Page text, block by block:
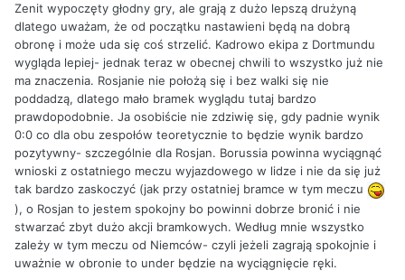
Zenit wypoczęty głodny gry, ale grają z dużo lepszą drużyną
dlatego uważam, że od początku nastawieni będą na dobrą
obronę i może uda się coś strzelić. Kadrowo ekipa z Dortmundu
wygląda lepiej- jednak teraz w obecnej chwili to wszystko już nie
ma znaczenia. Rosjanie nie położą się i bez walki się nie
poddadzą, dlatego mało bramek wyglądu tutaj bardzo
prawdopodobnie. Ja osobiście nie zdziwię się, gdy padnie wynik
0:0 co dla obu zespołów teoretycznie to będzie wynik bardzo
pozytywny- szczególnie dla Rosjan. Borussia powinna wyciągnąć
wnioski z ostatniego meczu wyjazdowego w lidze i nie da się już
tak bardzo zaskoczyć (jak przy ostatniej bramce w tym meczu
), o Rosjan to jestem spokojny bo powinni dobrze bronić i nie
stwarzać zbyt dużo akcji bramkowych. Według mnie wszystko
zależy w tym meczu od Niemców- czyli jeżeli zagrają spokojnie i
uważnie w obronie to under będzie na wyciągnięcie ręki.